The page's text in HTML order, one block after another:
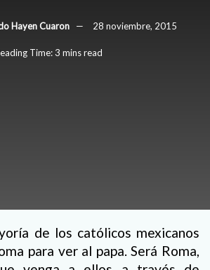
Hayen Cuaron 28 noviembre, 2015
Time: 3 mins read
de los católicos mexicanos
para ver al papa. Será Roma,